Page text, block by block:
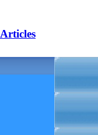
Articles